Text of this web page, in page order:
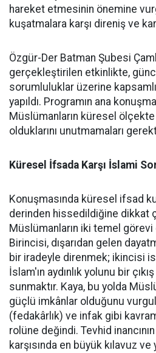
hareket etmesinin önemine
kuşatmalara karşı direniş ve
Özgür-Der Batman Şubesi
gerçekleştirilen etkinlikte,
sorumluluklar üzerine
yapıldı. Programın ana
Müslümanların küresel
olduklarını unutmamaları
Küresel İfsada Karşı İslami
Konuşmasında küresel ifsad
derinden hissedildiğine dikkat
Müslümanların iki temel
Birincisi, dışarıdan gelen
bir iradeyle direnmek; ikincisi
İslam'ın aydınlık yolunu bir
sunmaktır. Kaya, bu yolda
güçlü imkânlar olduğunu
(fedakârlık) ve infak gibi
rolüne değindi. Tevhid
karşısında en büyük kılavuz